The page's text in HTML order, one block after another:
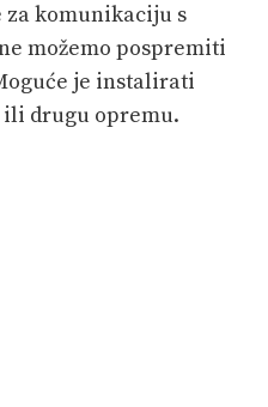
komunikaciju s
možemo pospremiti
je instalirati
drugu opremu.